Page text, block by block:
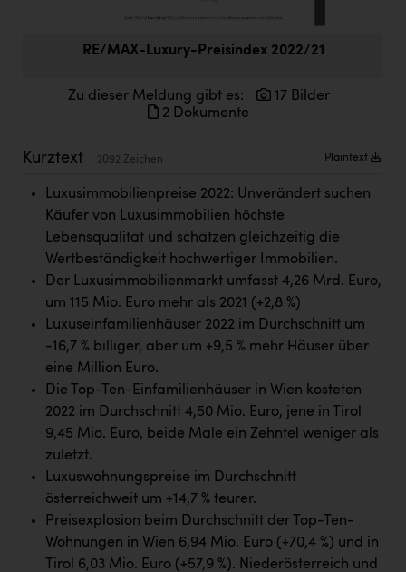
Fristads Austria
IFE Austria GmbH
Immotech
INTERSPAR
INTERSPORT Austria
Jesolo
Jane Goodall Institute Austria
Kärcher
Karin Liedl
KEBA
KIWI Kinderwunsch Institut Dr. Loimer
RE/MAX-Luxury-Preisindex 2022/21
Zu dieser Meldung gibt es:
17 Bilder
2 Dokumente
Kurztext 2092 Zeichen Plaintext
Luxusimmobilienpreise 2022: Unverändert suchen
Käufer von Luxusimmobilien höchste
Lebensqualität und schätzen gleichzeitig die
Wertbeständigkeit hochwertiger Immobilien.
Der Luxusimmobilienmarkt umfasst 4,26 Mrd. Euro,
um 115 Mio. Euro mehr als 2021 (+2,8 %)
Luxuseinfamilienhäuser 2022 im Durchschnitt um
-16,7 % billiger, aber um +9,5 % mehr Häuser über
eine Million Euro.
Die Top-Ten-Einfamilienhäuser in Wien kosteten
2022 im Durchschnitt 4,50 Mio. Euro, jene in Tirol
9,45 Mio. Euro, beide Male ein Zehntel weniger als
zuletzt.
Luxuswohnungspreise im Durchschnitt
österreichweit um +14,7 % teurer.
Preisexplosion beim Durchschnitt der Top-Ten-
Wohnungen in Wien 6,94 Mio. Euro (+70,4 %) und in
Tirol 6,03 Mio. Euro (+57,9 %). Niederösterreich und